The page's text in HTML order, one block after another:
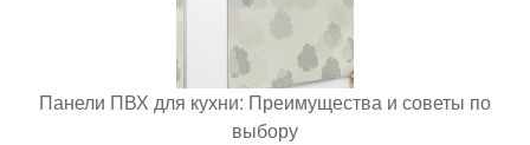
Панели ПВХ для кухни: Преимущества и советы по
выбору